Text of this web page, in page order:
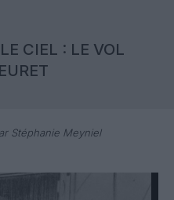
CIEL : LE VOL
Stéphanie Meyniel